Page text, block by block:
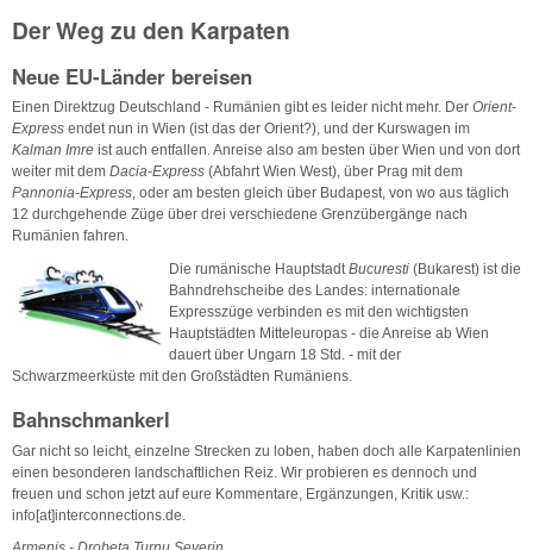
Der Weg zu den Karpaten
Neue EU-Länder bereisen
Einen Direktzug Deutschland - Rumänien gibt es leider nicht mehr. Der Orient-
Express endet nun in Wien (ist das der Orient?), und der Kurswagen im
Kalman Imre ist auch entfallen. Anreise also am besten über Wien und von dort
weiter mit dem Dacia-Express (Abfahrt Wien West), über Prag mit dem
Pannonia-Express, oder am besten gleich über Budapest, von wo aus täglich
12 durchgehende Züge über drei verschiedene Grenzübergänge nach
Rumänien fahren.
Die rumänische HauptstadtBucuresti (Bukarest) ist die
Bahndrehscheibe des Landes: internationale
Expresszüge verbinden es mit den wichtigsten
Hauptstädten Mitteleuropas - die Anreise ab Wien
dauert über Ungarn 18 Std. - mit der
Schwarzmeerküste mit den Großstädten Rumäniens.
Bahnschmankerl
Gar nicht so leicht, einzelne Strecken zu loben, haben doch alle Karpatenlinien
einen besonderen landschaftlichen Reiz. Wir probieren es dennoch und
freuen und schon jetzt auf eure Kommentare, Ergänzungen, Kritik usw.:
info[at]interconnections.de.